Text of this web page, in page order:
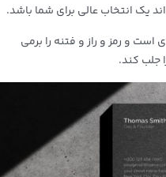
یک انتخاب عالی برای شما باشد.
و رمز و راز و فتنه را برمی
جلب کند.